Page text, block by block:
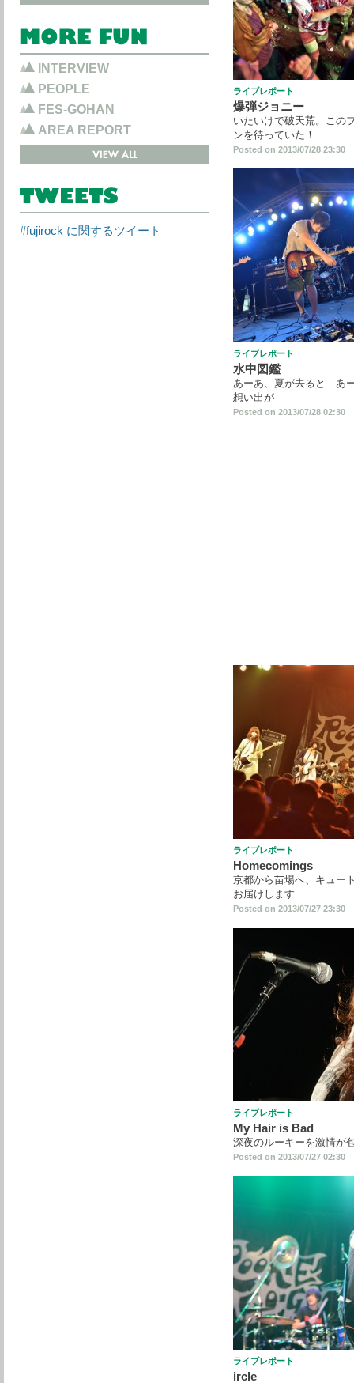
ライブレポート
爆弾ジョニー
いたいけで破天荒。この
ンを待っていた！
Posted on 2013/07/28 23:30
ライブレポート
水中図鑑
あーあ、夏が去ると あ
想い出が
Posted on 2013/07/28 02:30
ライブレポート
Homecomings
京都から苗場へ、キュー
お届けします
Posted on 2013/07/27 23:30
ライブレポート
My Hair is Bad
深夜のルーキーを激情が
Posted on 2013/07/27 02:30
ライブレポート
ircle
INTERVIEW
PEOPLE
FES-GOHAN
AREA REPORT
#fujirock に関するツイート